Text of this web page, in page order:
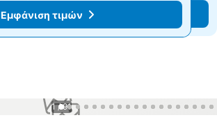
Εμφάνιση τιμών
Εμφάνιση τιμών
1 / 91